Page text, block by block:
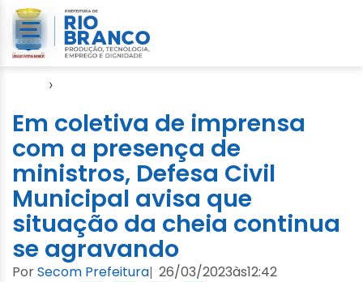
›
Em coletiva de imprensa
com a presença de
ministros, Defesa Civil
Municipal avisa que
situação da cheia continua
se agravando
PorSecom Prefeitura| 26/03/2023às12:42